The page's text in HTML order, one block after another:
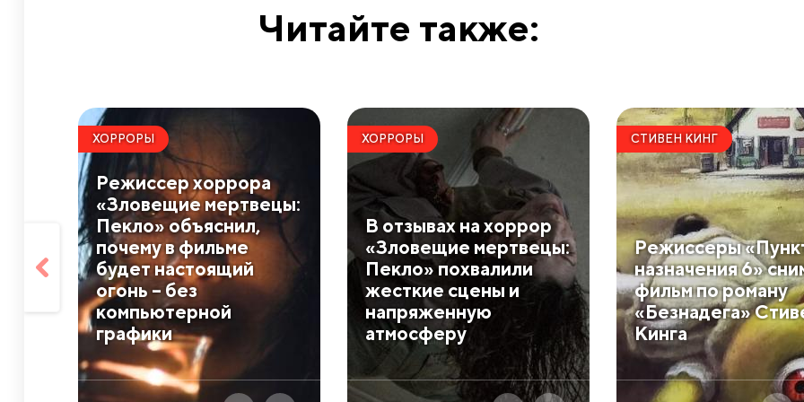
Читайте также:
ХОРРОРЫ
Режиссер хоррора
«Зловещие мертвецы:
Пекло» объяснил,
почему в фильме
будет настоящий
огонь – без
компьютерной
графики
ХОРРОРЫ
В отзывах на хоррор
«Зловещие мертвецы:
Пекло» похвалили
жесткие сцены и
напряженную
атмосферу
СТИВЕН КИНГ
Режиссеры
назначения 6»
фильм по роману
«Безнадега»
Кинга